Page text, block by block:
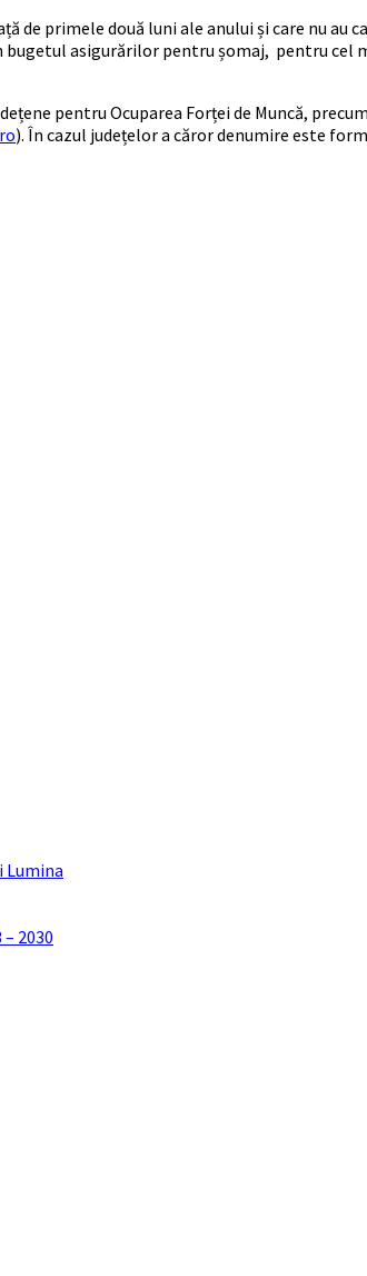
de primele două luni ale anului și care nu
bugetul asigurărilor pentru șomaj, pentru
pentru Ocuparea Forței de Muncă,
). În cazul județelor a căror denumire este
Lumina
2030